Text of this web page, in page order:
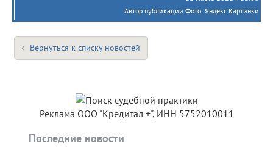
Автор публикации Фото: Яндекс.Картинки
Вернуться к списку новостей
Реклама ООО "Кредитал +", ИНН 5752010011
Последние новости